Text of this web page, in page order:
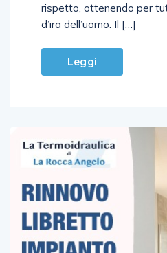
rispetto, ottenendo per
d’ira dell’uomo. Il […]
Leggi